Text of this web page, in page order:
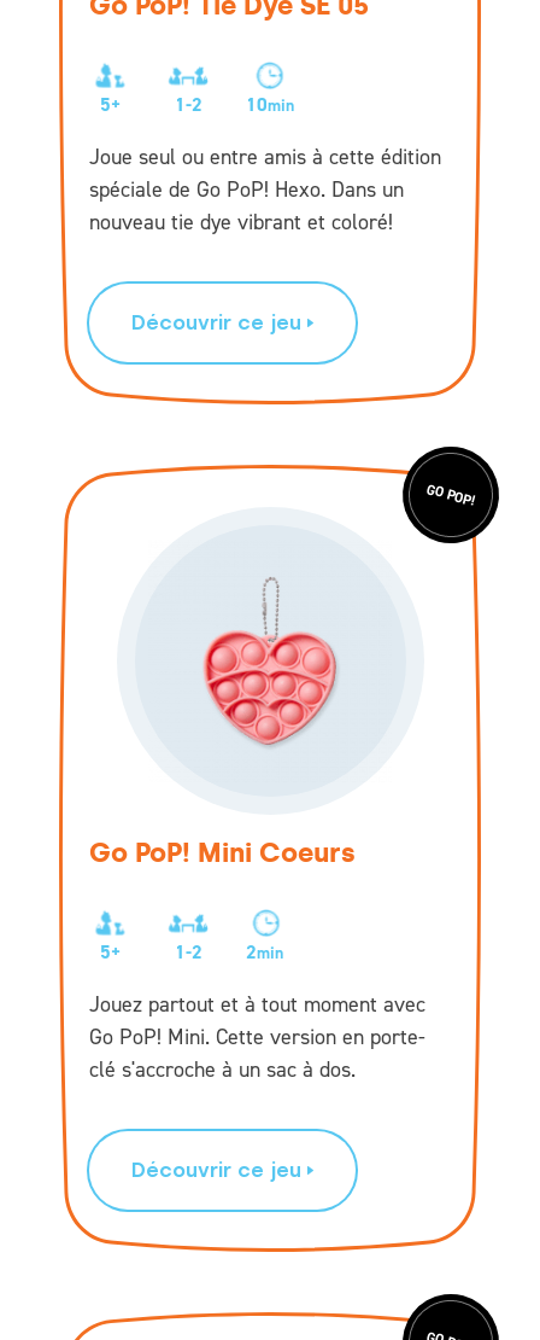
5+ 1-2 10min
Joue seul ou entre amis à cette édition
spéciale de Go PoP! Hexo. Dans un
nouveau tie dye vibrant et coloré!
Découvrir ce jeu
GO POP!
Go PoP! Mini Coeurs
5+ 1-2 2min
Jouez partout et à tout moment avec
Go PoP! Mini. Cette version en porte-
clé s'accroche à un sac à dos.
Découvrir ce jeu